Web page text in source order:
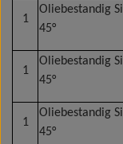
Manuelt
1
Oliebestandig
45°
1
Oliebestandig
45°
1
Oliebestandig
45°